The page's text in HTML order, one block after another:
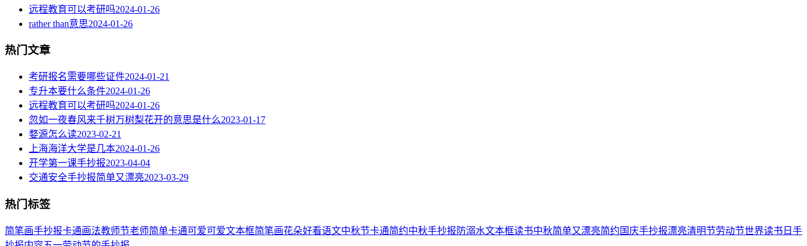
远程教育可以考研吗2024-01-26
rather than意思2024-01-26
热门文章
考研报名需要哪些证件2024-01-21
专升本要什么条件2024-01-26
远程教育可以考研吗2024-01-26
忽如一夜春风来千树万树梨花开的意思是什么2023-01-17
婺源怎么读2023-02-21
上海海洋大学是几本2024-01-26
开学第一课手抄报2023-04-04
交通安全手抄报简单又漂亮2023-03-29
热门标签
简笔画手抄报卡通画法教师节老师简单卡通可爱可爱文本框简笔画花朵好看语文中秋节卡通简约中秋手抄报 防溺水文本框读书中秋简单又漂亮简约 国庆手抄报漂亮清明节劳动节世界读书日 手